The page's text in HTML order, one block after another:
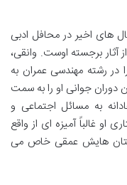
های اخیر در محافل ادبی
برجسته اوست. وانقی،
خود را در رشته مهندسی عمران به
دوران جوانی او را به سمت
به مسائل اجتماعی و
او غالباً آمیزه ای از واقع
هایش عمقی خاص می